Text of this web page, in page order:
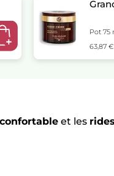
Pot 75
63,87
confortable et les